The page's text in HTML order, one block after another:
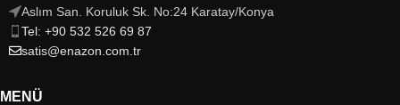
Aslım San. Koruluk Sk. No:24 Karatay/Konya
Tel: +90 532 526 69 87
satis@enazon.com.tr
MENÜ